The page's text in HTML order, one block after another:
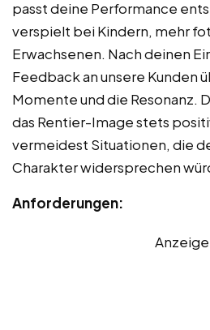
passt deine Performance
verspielt bei Kindern, mehr
Erwachsenen. Nach deinen
Feedback an unsere Kunden
Momente und die Resonanz.
das Rentier-Image stets
vermeidest Situationen, die
Charakter widersprechen
Anforderungen:
Anzeige